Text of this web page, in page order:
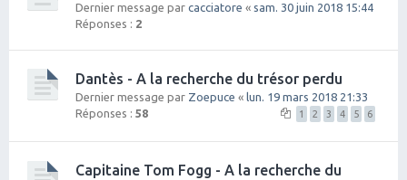
Dernier message par cacciatore « sam. 30 juin 2018 15:44
Réponses : 2
Dantès - A la recherche du trésor perdu
Dernier message par Zoepuce « lun. 19 mars 2018 21:33
Réponses : 58 1 2 3 4 5 6
Capitaine Tom Fogg - A la recherche du